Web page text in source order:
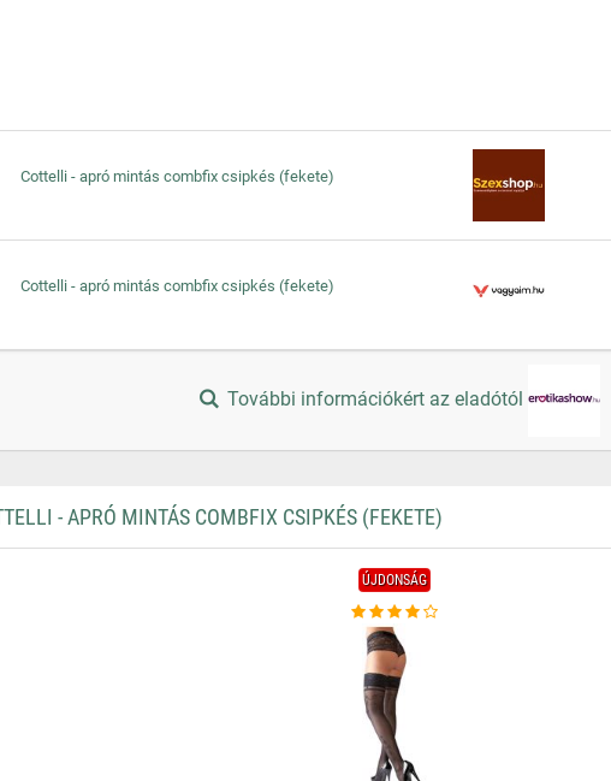
Cottelli - apró mintás combfix csipkés (fekete)
Cottelli - apró mintás combfix csipkés (fekete)
További információkért az eladótól
- APRÓ MINTÁS COMBFIX CSIPKÉS (FEKETE)
ÚJDONSÁG